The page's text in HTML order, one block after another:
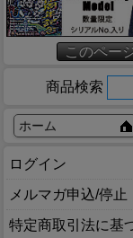
このペー
商品検索
ホーム
ログイン
メルマガ申込/停止
特定商取引法に基